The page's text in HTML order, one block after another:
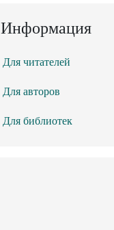
Информация
Для читателей
Для авторов
Для библиотек